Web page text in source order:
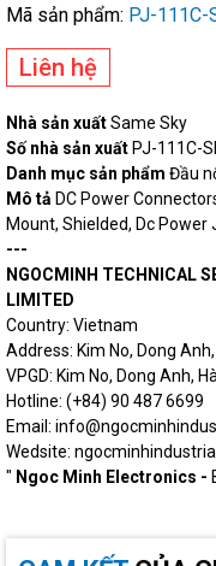
Mã sản phẩm: PJ-111C-
Liên hệ
Nhà sản xuấtSame Sky
Số nhà sản xuất PJ-111C-
Danh mục sản phẩm Đầu
Mô tả DC Power
Mount, Shielded, Dc Power
---
NGOCMINH TECHNICAL
LIMITED
Country: Vietnam
Address: Kim No, Dong Anh,
VPGD: Kim No, Dong Anh,
Hotline: (+84) 90 487 6699
Email:
Wedsite:
" Ngoc Minh Electronics -